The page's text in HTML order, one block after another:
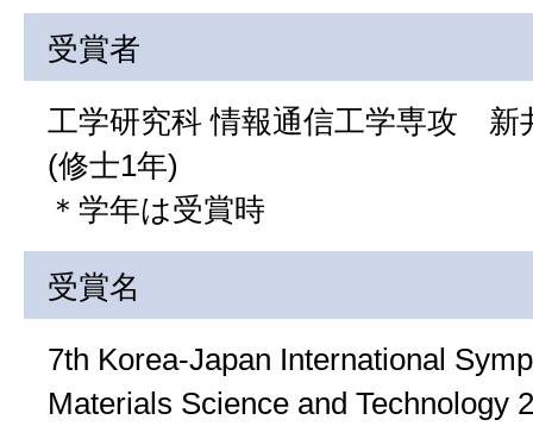
受賞者
工学研究科 情報通信工学専攻 新
(修士1年)
＊学年は受賞時
受賞名
7th Korea-Japan International
Materials Science and Technology